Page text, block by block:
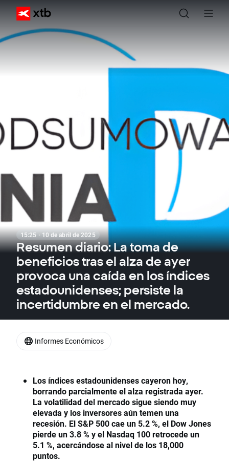
15:25 · 10 de abril de 2025
Resumen diario: La toma de
beneficios tras el alza de ayer
provoca una caída en los índices
estadounidenses; persiste la
incertidumbre en el mercado.
Los índices estadounidenses cayeron hoy,
borrando parcialmente el alza registrada ayer.
La volatilidad del mercado sigue siendo muy
elevada y los inversores aún temen una
recesión. El S&P 500 cae un 5.2 %, el Dow Jones
pierde un 3.8 % y el Nasdaq 100 retrocede un
5.1 %, acercándose al nivel de los 18,000
puntos.
Informes Económicos